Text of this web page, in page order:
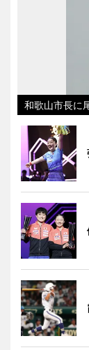
和歌山市長に